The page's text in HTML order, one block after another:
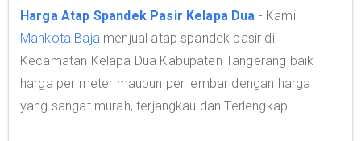
Harga Atap Spandek Pasir Kelapa Dua - Kami
Mahkota Bajamenjual atap spandek pasir di
Kecamatan Kelapa Dua Kabupaten Tangerang baik
harga per meter maupun per lembar dengan harga
yang sangat murah, terjangkau dan Terlengkap.